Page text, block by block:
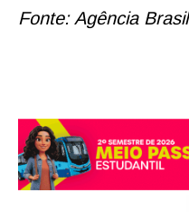
Fonte: Agência Brasil